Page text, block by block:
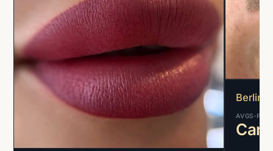
Berlin
AVGS-